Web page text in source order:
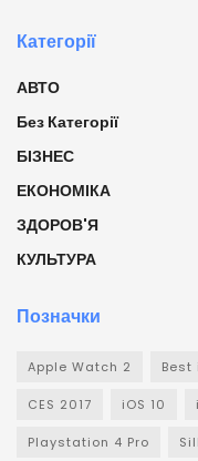
Категорії
АВТО
Без Категорії
БІЗНЕС
ЕКОНОМІКА
ЗДОРОВ'Я
КУЛЬТУРА
Позначки
Apple Watch 2 Best
CES 2017 iOS 10
Playstation 4 Pro